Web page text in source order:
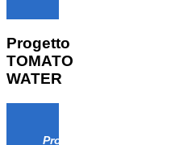
Progetto
TOMATO
WATER
Progetto